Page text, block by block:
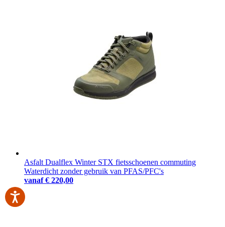
Asfalt Dualflex Winter STX fietsschoenen commuting
Waterdicht zonder gebruik van PFAS/PFC's
vanaf € 220,00